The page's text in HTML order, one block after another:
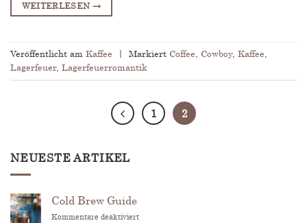
WEITERLESEN →
Veröffentlicht am Kaffee | Markiert Coffee, Cowboy, Kaffee,
Lagerfeuer, Lagerfeuerromantik
1 2
NEUESTE ARTIKEL
Cold Brew Guide
Kommentare deaktiviertfür